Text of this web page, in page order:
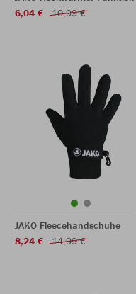
6,04 €
10,99 €
JAKO Fleecehandschuhe
8,24 €
14,99 €